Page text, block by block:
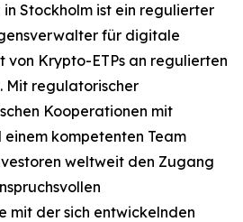
Stockholm ist ein regulierter
für digitale
von Krypto-ETPs an regulierten
Mit regulatorischer
Kooperationen mit
kompetenten Team
weltweit den Zugang
mit der sich entwickelnden